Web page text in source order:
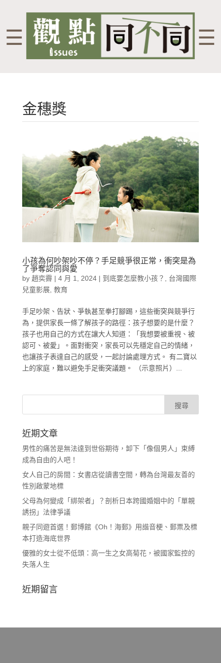
☰ ☰
金穗獎
小孩為何吵架吵不停？手足競爭很正常，衝突是為
了爭奪認同與愛
by 趙奕霽| 4 月 1, 2024| 到底要怎麼教小孩？
台灣國際
兒童影展, 教育
手足吵架、告狀、爭執甚至拳打腳踢，這些衝突與競爭行
為，提供家長一條了解孩子的路徑：孩子想要的是什麼？
孩子也用自己的方式在讓大人知道：「我想要被重視、被
認可、被愛」。面對衝突，家長可以先穩定自己的情緒，
也讓孩子表達自己的感受，一起討論處理方式。 有二寶以
上的家庭，難以避免手足衝突議題。 （示意照片）...
近期文章
男性的痛苦是無法達到世俗期待，卸下「像個男人」束縛
成為自由的人吧！
女人自己的房間：女書店從讀書空間，轉為台灣最友善的
性別啟蒙地標
父母為何變成「綁架者」？剖析日本跨國婚姻中的「單親
誘拐」法律爭議
親子同遊首選！郵博館《Oh！海郵》用諧音梗、郵票及標
本打造海底世界
優雅的女士從不低頭：高一生之女高菊花，被國家監控的
失落人生
近期留言